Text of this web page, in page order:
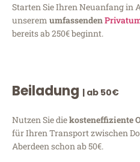
Starten Sie Ihren Neuanfang in
unserem umfassenden
bereits ab 250€ beginnt.
Beiladung | ab 50€
Nutzen Sie diekosteneffiziente
für Ihren Transport zwischen
Aberdeen schon ab 50€.